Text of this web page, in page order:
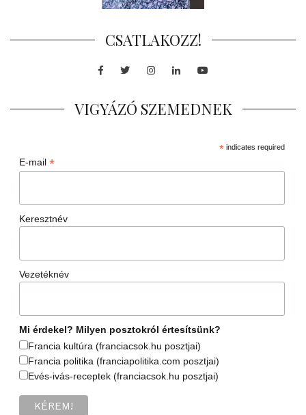
CSATLAKOZZ!
Facebook
TwitterInstagram
LinkedInYoutube
VIGYÁZÓ SZEMEDNEK
*indicates required
E-mail *
Keresztnév
Vezetéknév
Mi érdekel? Milyen posztokról értesítsünk?
Francia kultúra (franciacsok.hu posztjai)
Francia politika (franciapolitika.com posztjai)
Evés-ivás-receptek (franciacsok.hu posztjai)